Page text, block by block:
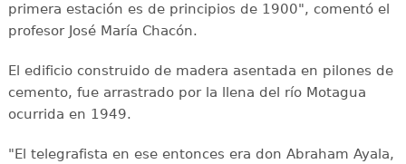
primera estación es de principios de 1900", comentó el
profesor José María Chacón.
El edificio construido de madera asentada en pilones de
cemento, fue arrastrado por la llena del río Motagua
ocurrida en 1949.
"El telegrafista en ese entonces era don Abraham Ayala,